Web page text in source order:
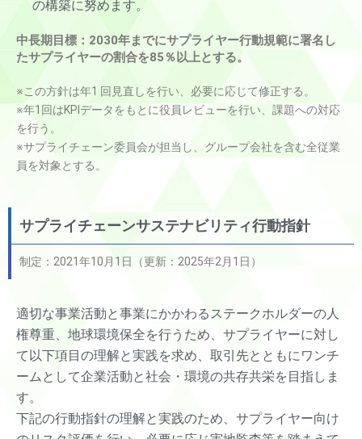
の構築に努めます。
中長期目標：2030年までにサプライヤー行動規範に署名し
たサプライヤーの割合を85％以上とする。
※この方針は年1 回見直しを行い、必要に応じて修正する。
※年1回はKPIデータをもとに役員レビューを行い、課題への対応
を行う。
※サプライチェーン委員会が担当し、グループ会社を含む全従業
員を対象とする。
サプライチェーンサステナビリティ行動指針
制定：2021年10月1日（更新：2025年2月1日）
適切な事業活動と事業にかかわるステークホルダーの人
権尊重、地球環境保全を行うため、サプライヤーに対し
て以下項目の理解と実践を求め、取引先とともにワンチ
ームとして企業活動と社会・環境の共存共栄を目指しま
す。
下記の行動指針の理解と実践のため、サプライヤー向け